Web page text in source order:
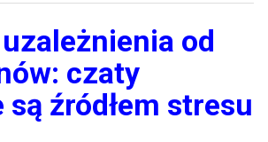
od
czaty
źródłem stresu